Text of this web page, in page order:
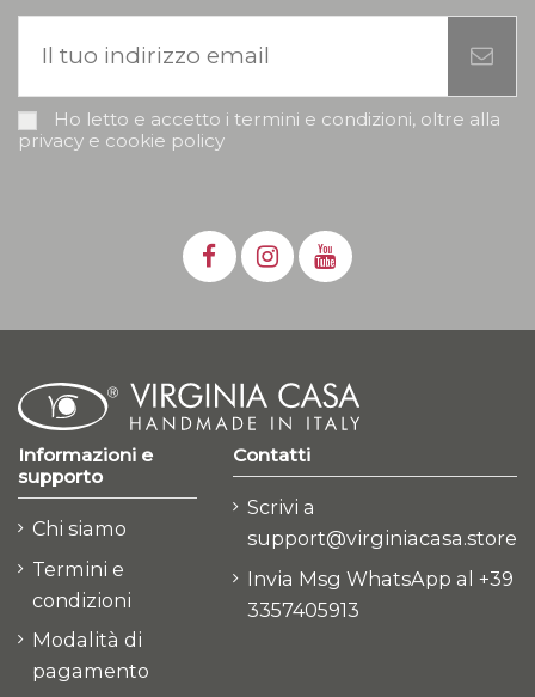
Ho letto e accetto i termini e condizioni, oltre alla
privacy e cookie policy
Informazioni e
supporto
Chi siamo
Termini e
condizioni
Modalità di
pagamento
Contatti
Scrivi a
support@virginiacasa.store
Invia Msg WhatsApp al +39
3357405913